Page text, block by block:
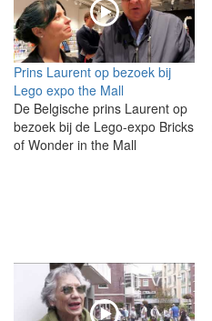
Prins Laurent op bezoek bij
Lego expo the Mall
De Belgische prins Laurent op
bezoek bij de Lego-expo Bricks
of Wonder in the Mall